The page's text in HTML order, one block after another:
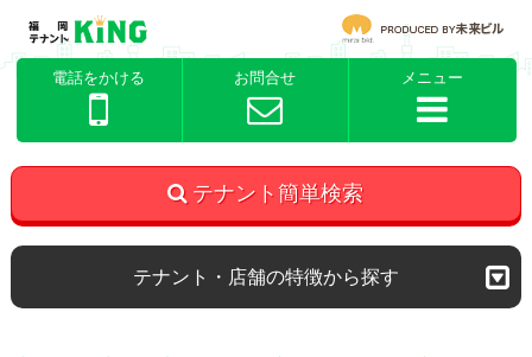
電話をかける お問合せ メニュー
テナント簡単検索
テナント・店舗の特徴から探す